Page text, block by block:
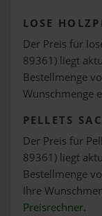
LOSE
Der Preis für
89361) liegt
Bestellmenge
Wunschmenge
PELLETS
Der Preis für
89361) liegt
Bestellmenge
Ihre
Preisrechner.